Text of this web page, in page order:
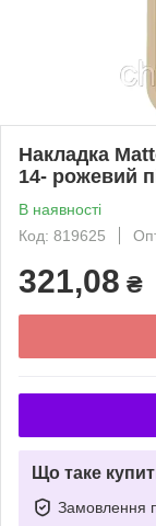
Накладка
14- рожевий
В наявності
Код: 819625
321,08 ₴
Що таке
Замовлення